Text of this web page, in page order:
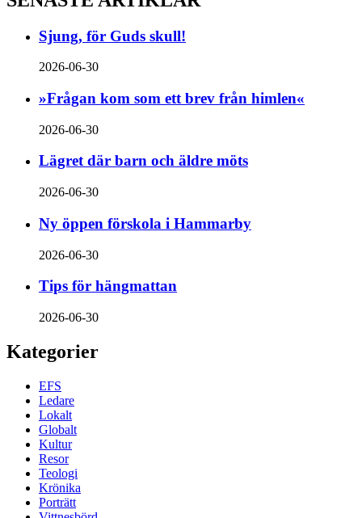
Sjung, för Guds skull!
2026-06-30
»Frågan kom som ett brev från himlen«
2026-06-30
Lägret där barn och äldre möts
2026-06-30
Ny öppen förskola i Hammarby
2026-06-30
Tips för hängmattan
2026-06-30
Kategorier
EFS
Ledare
Lokalt
Globalt
Kultur
Resor
Teologi
Krönika
Porträtt